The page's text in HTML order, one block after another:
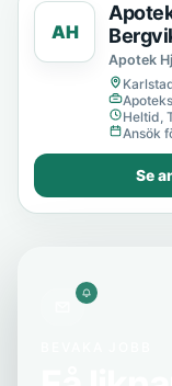
AH
Apotek
Heltid,
Ansök
Se